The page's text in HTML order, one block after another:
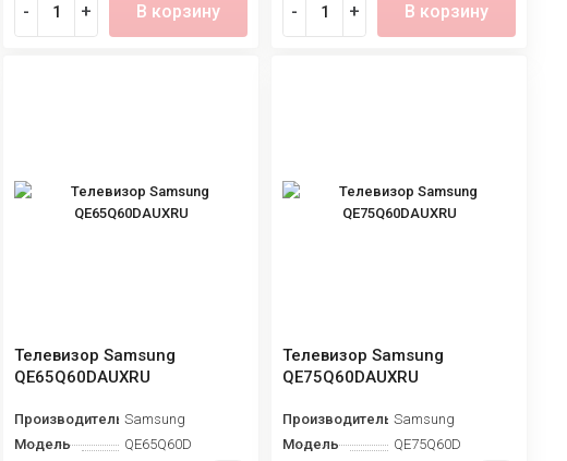
- + В корзину - + В корзину
Телевизор Samsung
QE65Q60DAUXRU
ПроизводительSamsung
Модель
QE65Q60D
Телевизор Samsung
QE75Q60DAUXRU
Производитель Samsung
Модель
QE75Q60D